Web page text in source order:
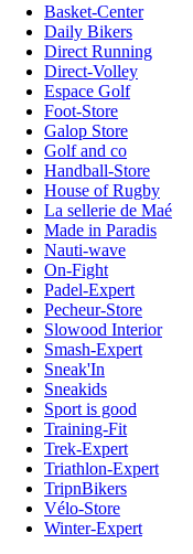
Basket-Center
Daily Bikers
Direct Running
Direct-Volley
Espace Golf
Foot-Store
Galop Store
Golf and co
Handball-Store
House of Rugby
La sellerie de Maé
Made in Paradis
Nauti-wave
On-Fight
Padel-Expert
Pecheur-Store
Slowood Interior
Smash-Expert
Sneak'In
Sneakids
Sport is good
Training-Fit
Trek-Expert
Triathlon-Expert
TripnBikers
Vélo-Store
Winter-Expert